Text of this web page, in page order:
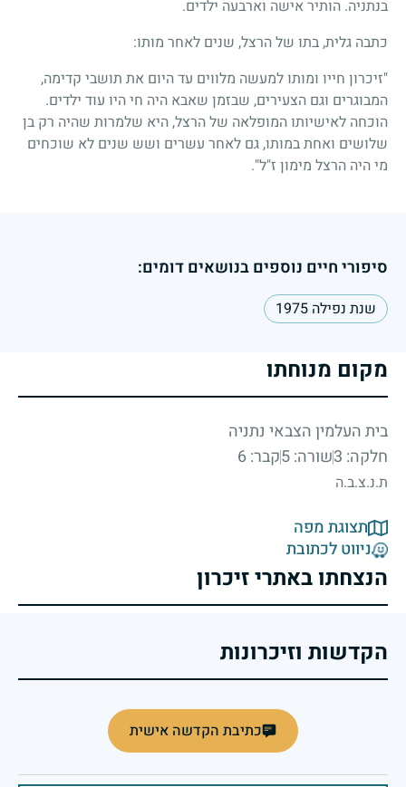
בנתניה. הותיר אישה וארבעה ילדים.
כתבה גלית, בתו של הרצל, שנים לאחר מותו:
"זיכרון חייו ומותו למעשה מלווים עד היום את תושבי קדימה,
המבוגרים וגם הצעירים, שבזמן שאבא היה חי היו עוד ילדים.
הוכחה לאישיותו המופלאה של הרצל, היא שלמרות שהיה רק בן
שלושים ואחת במותו, גם לאחר עשרים ושש שנים לא שוכחים
מי היה הרצל מימון ז"ל".
סיפורי חיים נוספים בנושאים דומים:
שנת נפילה 1975
מקום מנוחתו
בית העלמין הצבאי נתניה
חלקה: 3
שורה: 5 קבר: 6
ת.נ.צ.ב.ה
תצוגת מפה
ניווט לכתובת
הנצחתו באתרי זיכרון
הקדשות וזיכרונות
כתיבת הקדשה אישית